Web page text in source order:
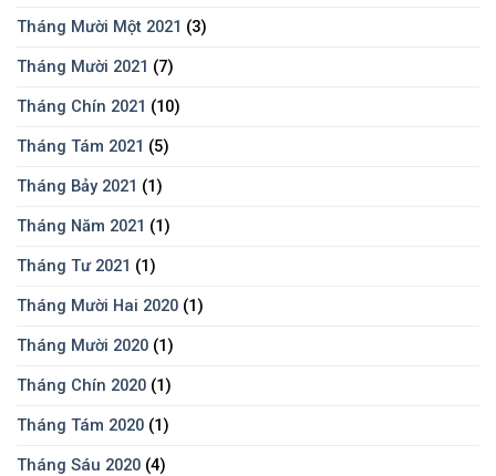
Tháng Mười Một 2021 (3)
Tháng Mười 2021 (7)
Tháng Chín 2021 (10)
Tháng Tám 2021 (5)
Tháng Bảy 2021 (1)
Tháng Năm 2021 (1)
Tháng Tư 2021 (1)
Tháng Mười Hai 2020 (1)
Tháng Mười 2020 (1)
Tháng Chín 2020 (1)
Tháng Tám 2020 (1)
Tháng Sáu 2020 (4)